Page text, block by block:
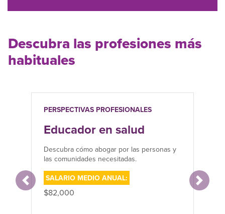
Descubra las profesiones más
habituales
PERSPECTIVAS PROFESIONALES
Educador en salud
Descubra cómo abogar por las personas y
las comunidades necesitadas.
SALARIO MEDIO ANUAL:
$82,000
Anterior